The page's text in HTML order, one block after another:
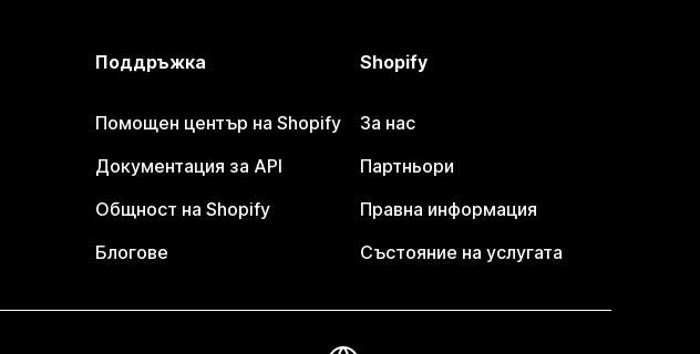
Поддръжка
Помощен център на Shopify
Документация за API
Общност на Shopify
Блогове
Shopify
За нас
Партньори
Правна информация
Състояние на услугата